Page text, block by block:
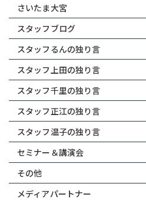
さいたま大宮
スタッフブログ
スタッフるんの独り言
スタッフ上田の独り言
スタッフ千里の独り言
スタッフ正江の独り言
スタッフ温子の独り言
セミナー＆講演会
その他
メディアパートナー